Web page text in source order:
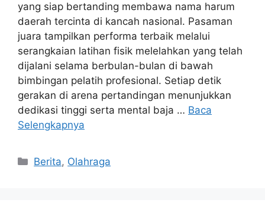
yang siap bertanding membawa nama harum
daerah tercinta di kancah nasional. Pasaman
juara tampilkan performa terbaik melalui
serangkaian latihan fisik melelahkan yang telah
dijalani selama berbulan-bulan di bawah
bimbingan pelatih profesional. Setiap detik
gerakan di arena pertandingan menunjukkan
dedikasi tinggi serta mental baja … Baca
Selengkapnya
Kategori
Berita, Olahraga